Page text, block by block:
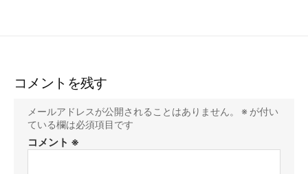
コメントを残す
メールアドレスが公開されることはありません。 ※ が付い
ている欄は必須項目です
コメント ※